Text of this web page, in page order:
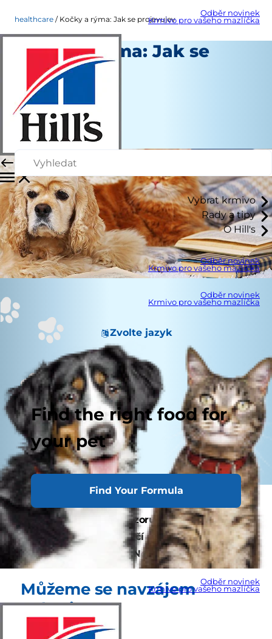
Odběr novinek
Krmivo pro vašeho mazlíčka
Vybrat krmivo
Rady a tipy
O Hill's
Odběr novinek
Krmivo pro vašeho mazlíčka
Odběr novinek
Krmivo pro vašeho mazlíčka
Zvolte jazyk
Find the right food for
your pet
Find Your Formula
Odběr novinek
Krmivo pro vašeho mazlíčka
healthcare Kočky a rýma: Jak se projevujev
Kočky a rýma: Jak se
projevujev
Péče o zdraví
Christine O'Brien
|
Březen 16, 2020
Když je sezóna chřipky a nachlazení v plném
proudu, máte se na pozoru, abyste zůstali
zdraví. Ale co vaše kočičí společnice? Může
dostat kočičí chřipku? Nebo se nachladit?
Můžeme se navzájem
nakazit?